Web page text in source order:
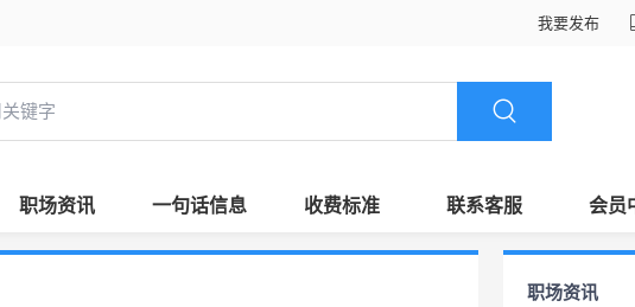
我要发布
职场资讯 一句话信息 收费标准 联系客服 会员
职场资讯